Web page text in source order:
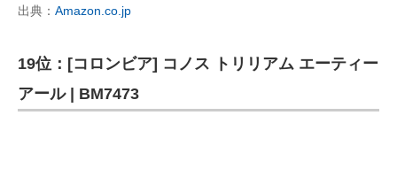
出典： Amazon.co.jp
19位：[コロンビア] コノス トリリアム エーティー
アール | BM7473